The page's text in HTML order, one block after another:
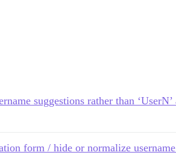
suggestions rather than ‘UserN’
form / hide or normalize